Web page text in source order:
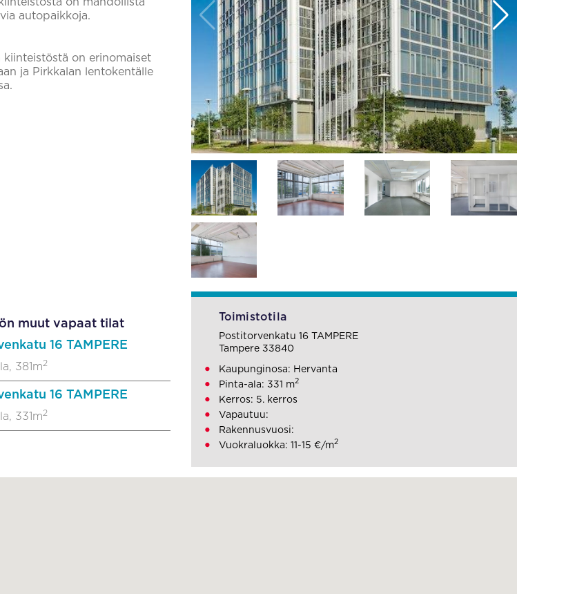
autopaikkoja.
kiinteistöstä on erinomaiset
ja Pirkkalan lentokentälle
muut vapaat tilat
16 TAMPERE
381m2
16 TAMPERE
331m2
Toimistotila
Postitorvenkatu 16 TAMPERE
Tampere 33840
Kaupunginosa: Hervanta
Pinta-ala: 331 m2
Kerros: 5. kerros
Vapautuu:
Rakennusvuosi:
Vuokraluokka: 11-15 €/m2